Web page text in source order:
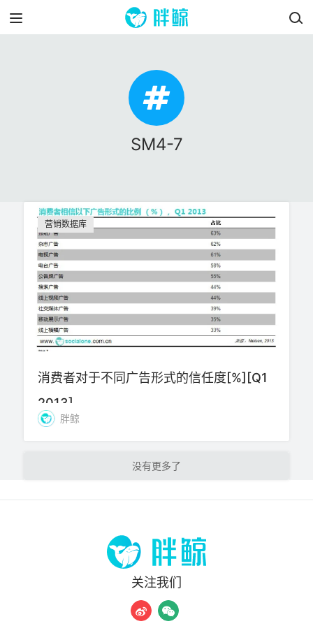
SM4-7
营销数据库
消费者对于不同广告形式的信任度[%][Q1
2013]
胖鲸
加载更多
关注我们